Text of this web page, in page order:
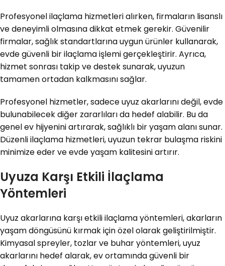
Profesyonel ilaçlama hizmetleri alırken, firmaların lisanslı
ve deneyimli olmasına dikkat etmek gerekir. Güvenilir
firmalar, sağlık standartlarına uygun ürünler kullanarak,
evde güvenli bir ilaçlama işlemi gerçekleştirir. Ayrıca,
hizmet sonrası takip ve destek sunarak, uyuzun
tamamen ortadan kalkmasını sağlar.
Profesyonel hizmetler, sadece uyuz akarlarını değil, evde
bulunabilecek diğer zararlıları da hedef alabilir. Bu da
genel ev hijyenini artırarak, sağlıklı bir yaşam alanı sunar.
Düzenli ilaçlama hizmetleri, uyuzun tekrar bulaşma riskini
minimize eder ve evde yaşam kalitesini artırır.
Uyuza Karşı Etkili İlaçlama
Yöntemleri
Uyuz akarlarına karşı etkili ilaçlama yöntemleri, akarların
yaşam döngüsünü kırmak için özel olarak geliştirilmiştir.
Kimyasal spreyler, tozlar ve buhar yöntemleri, uyuz
akarlarını hedef alarak, ev ortamında güvenli bir